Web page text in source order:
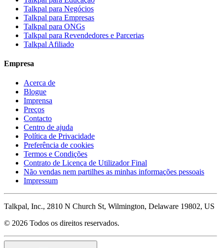
Talkpal para Negócios
Talkpal para Empresas
Talkpal para ONGs
Talkpal para Revendedores e Parcerias
Talkpal Afiliado
Empresa
Acerca de
Blogue
Imprensa
Preços
Contacto
Centro de ajuda
Política de Privacidade
Preferência de cookies
Termos e Condições
Contrato de Licença de Utilizador Final
Não vendas nem partilhes as minhas informações pessoais
Impressum
Talkpal, Inc., 2810 N Church St, Wilmington, Delaware 19802, US
© 2026 Todos os direitos reservados.